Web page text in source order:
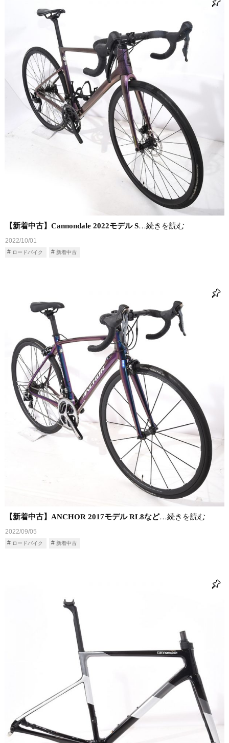
【新着中古】Cannondale 2022モデル S…続きを読む
2022/10/01
ロードバイク 新着中古
【新着中古】ANCHOR 2017モデル RL8など…続きを読む
2022/09/05
ロードバイク 新着中古